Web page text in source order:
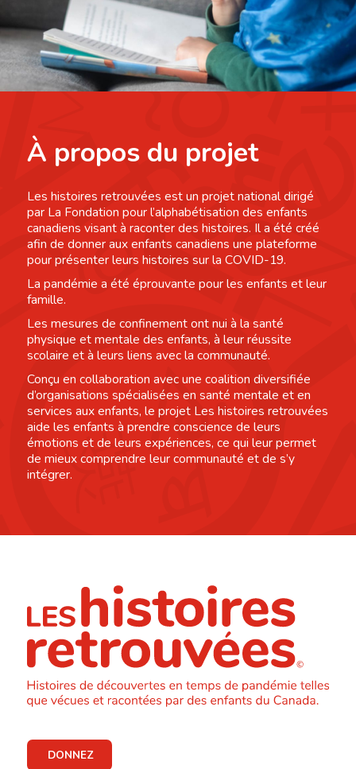
À propos du projet
Les histoires retrouvées est un projet national dirigé
par La Fondation pour l’alphabétisation des enfants
canadiens visant à raconter des histoires. Il a été créé
afin de donner aux enfants canadiens une plateforme
pour présenter leurs histoires sur la COVID-19.
La pandémie a été éprouvante pour les enfants et leur
famille.
Les mesures de confinement ont nui à la santé
physique et mentale des enfants, à leur réussite
scolaire et à leurs liens avec la communauté.
Conçu en collaboration avec une coalition diversifiée
d’organisations spécialisées en santé mentale et en
services aux enfants, le projet Les histoires retrouvées
aide les enfants à prendre conscience de leurs
émotions et de leurs expériences, ce qui leur permet
de mieux comprendre leur communauté et de s’y
intégrer.
DONNEZ